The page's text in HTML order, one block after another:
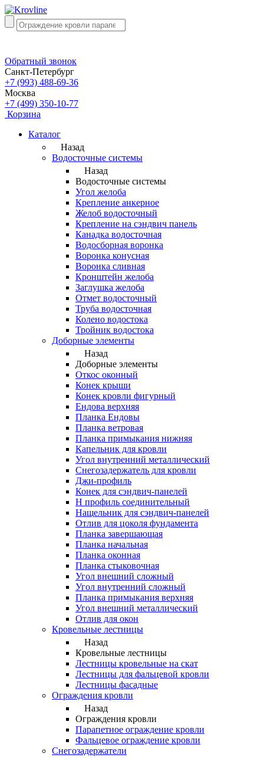
Обратный звонок
Санкт-Петербург
+7 (993) 488-69-36
Москва
+7 (499) 350-10-77
Корзина
Каталог
Назад
Водосточные системы
Назад
Водосточные системы
Угол желоба
Крепление анкерное
Желоб водосточный
Крепление на сэндвич панель
Канадка водосточная
Водосборная воронка
Воронка конусная
Воронка сливная
Кронштейн желоба
Заглушка желоба
Отмет водосточный
Труба водосточная
Колено водостока
Тройник водостока
Доборные элементы
Назад
Доборные элементы
Откос оконный
Конек крыши
Конек кровли фигурный
Ендова верхняя
Планка Ендовы
Планка ветровая
Планка примыкания нижняя
Капельник для кровли
Угол внутренний металлический
Снегозадержатель для кровли
Джи-профиль
Конек для сэндвич-панелей
Н профиль соединительный
Нащельник для сэндвич-панелей
Отлив для цоколя фундамента
Планка завершающая
Планка начальная
Планка оконная
Планка стыковочная
Угол внешний сложный
Угол внутренний сложный
Планка примыкания верхняя
Угол внешний металлический
Отлив для окон
Кровельные лестницы
Назад
Кровельные лестницы
Лестницы кровельные на скат
Лестницы для фальцевой кровли
Лестницы фасадные
Ограждения кровли
Назад
Ограждения кровли
Парапетное ограждение кровли
Фальцевое ограждение кровли
Снегозадержатели